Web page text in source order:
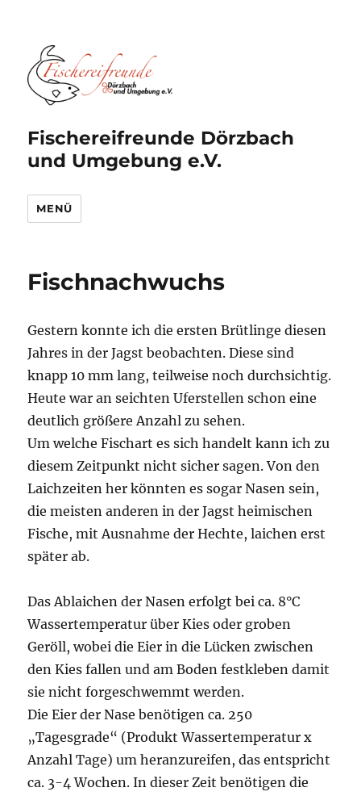
Fischereifreunde Dörzbach
und Umgebung e.V.
MENÜ
Fischnachwuchs
Gestern konnte ich die ersten Brütlinge diesen
Jahres in der Jagst beobachten. Diese sind
knapp 10 mm lang, teilweise noch durchsichtig.
Heute war an seichten Uferstellen schon eine
deutlich größere Anzahl zu sehen.
Um welche Fischart es sich handelt kann ich zu
diesem Zeitpunkt nicht sicher sagen. Von den
Laichzeiten her könnten es sogar Nasen sein,
die meisten anderen in der Jagst heimischen
Fische, mit Ausnahme der Hechte, laichen erst
später ab.
Das Ablaichen der Nasen erfolgt bei ca. 8°C
Wassertemperatur über Kies oder groben
Geröll, wobei die Eier in die Lücken zwischen
den Kies fallen und am Boden festkleben damit
sie nicht forgeschwemmt werden.
Die Eier der Nase benötigen ca. 250
„Tagesgrade“ (Produkt Wassertemperatur x
Anzahl Tage) um heranzureifen, das entspricht
ca. 3-4 Wochen. In dieser Zeit benötigen die